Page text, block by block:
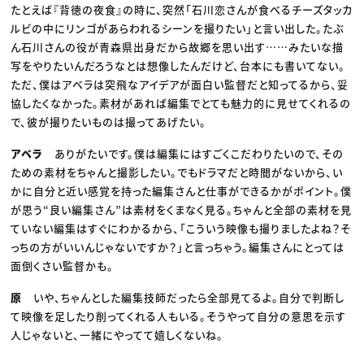
たとえば『背徳の夜食』の時に、突然「石川恋さんが食べるチーズタッカ
ルビの中にリンゴがあらわれるシーンを撮りたい」と言い出した。たぶ
ん石川さんの役が青森県出身だから故郷を思い出す……みたいな描
写をやりたいんだろうなとは想像したんだけど、台本にも書いてない。
ただ、僕はアベラは突飛なアイデアが面白い監督だと知ってるから、妥
協したくなかった。素材があれば編集でとても魅力的に見せてくれるの
で、彼が撮りたいものは撮ってあげたい。
アベラ
ありがたいです。僕は編集にはすごくこだわりたいので、その
ための素材をちゃんと撮影したい。でもドラマだと時間がないから、い
かに自分と近い感覚を持った編集さんと仕事ができるかがポイント。僕
が思う“良い編集さん”は素材をくまなく見る。ちゃんと全部の素材を見
ていない編集はすぐにわかるから、「こういう映像も撮りましたよね？そ
っちの方がいいんじゃないですか？」と言っちゃう。編集さんにとっては
面倒くさい監督かも。
原 いや、ちゃんとした編集技師だったら全部見てるよ。自分で判断し
て映像を足したり削ってくれる人もいる。そうやって自分の意思を示す
人じゃないと、一緒にやってて嬉しくないね。